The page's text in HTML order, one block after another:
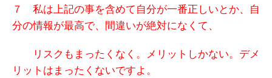
７ 私は上記の事を含めて自分が一番正しいとか、自
分の情報が最高で、間違いが絶対になくて、
リスクもまったくなく。メリットしかない。デメ
リットはまったくないですよ。